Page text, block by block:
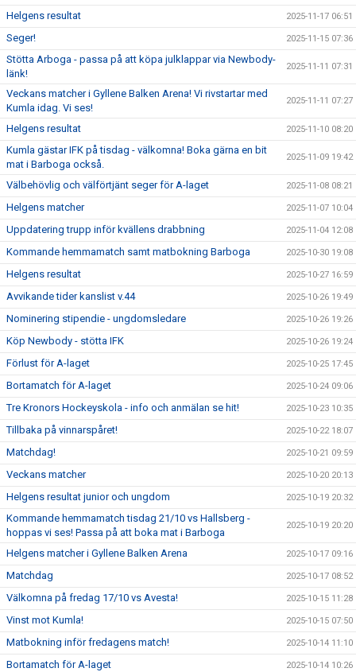
Helgens resultat 2025-11-17 06:51
Seger! 2025-11-15 07:36
Stötta Arboga - passa på att köpa julklappar via Newbody-
länk!
2025-11-11 07:31
Veckans matcher i Gyllene Balken Arena! Vi rivstartar med
Kumla idag. Vi ses!
2025-11-11 07:27
Helgens resultat 2025-11-10 08:20
Kumla gästar IFK på tisdag - välkomna! Boka gärna en bit
mat i Barboga också.
2025-11-09 19:42
Välbehövlig och välförtjänt seger för A-laget 2025-11-08 08:21
Helgens matcher 2025-11-07 10:04
Uppdatering trupp inför kvällens drabbning 2025-11-04 12:08
Kommande hemmamatch samt matbokning Barboga 2025-10-30 19:08
Helgens resultat 2025-10-27 16:59
Avvikande tider kanslist v.44 2025-10-26 19:49
Nominering stipendie - ungdomsledare 2025-10-26 19:26
Köp Newbody - stötta IFK 2025-10-26 19:24
Förlust för A-laget 2025-10-25 17:45
Bortamatch för A-laget 2025-10-24 09:06
Tre Kronors Hockeyskola - info och anmälan se hit! 2025-10-23 10:35
Tillbaka på vinnarspåret! 2025-10-22 18:07
Matchdag! 2025-10-21 09:59
Veckans matcher 2025-10-20 20:13
Helgens resultat junior och ungdom 2025-10-19 20:32
Kommande hemmamatch tisdag 21/10 vs Hallsberg -
hoppas vi ses! Passa på att boka mat i Barboga
2025-10-19 20:20
Helgens matcher i Gyllene Balken Arena 2025-10-17 09:16
Matchdag 2025-10-17 08:52
Välkomna på fredag 17/10 vs Avesta! 2025-10-15 11:28
Vinst mot Kumla! 2025-10-15 07:50
Matbokning inför fredagens match! 2025-10-14 11:10
Bortamatch för A-laget 2025-10-14 10:26